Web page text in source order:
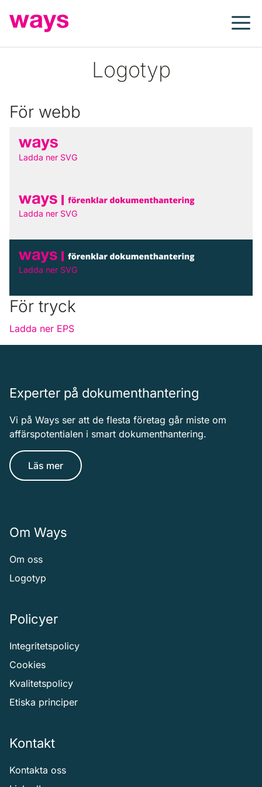
Logotyp
För webb
Ladda ner SVG
Ladda ner SVG
Ladda ner SVG
För tryck
Ladda ner EPS
Experter på dokumenthantering
Vi på Ways ser att de flesta företag går miste om
affärspotentialen i smart dokumenthantering.
Läs mer
Om Ways
Om oss
Logotyp
Policyer
Integritetspolicy
Cookies
Kvalitetspolicy
Etiska principer
Kontakt
Kontakta oss